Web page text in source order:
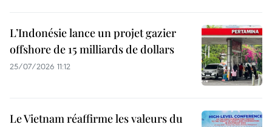
L’Indonésie lance un projet gazier
offshore de 15 milliards de dollars
25/07/2026 11:12
Le Vietnam réaffirme les valeurs du